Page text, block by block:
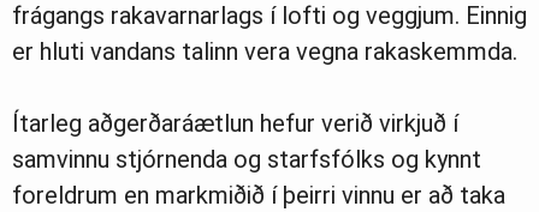
frágangs rakavarnarlags í lofti og veggjum. Einnig
er hluti vandans talinn vera vegna rakaskemmda.
Ítarleg aðgerðaráætlun hefur verið virkjuð í
samvinnu stjórnenda og starfsfólks og kynnt
foreldrum en markmiðið í þeirri vinnu er að taka